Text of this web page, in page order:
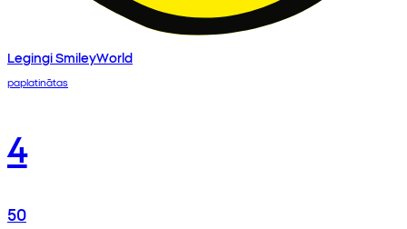
Legingi SmileyWorld
paplatinātas
4
50